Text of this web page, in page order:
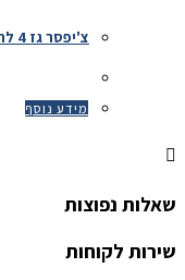
צ'יפסר גז 4 להבות
מידע נוסף
שאלות נפוצות
שירות לקוחות